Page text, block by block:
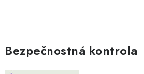
Bezpečnostná kontrola